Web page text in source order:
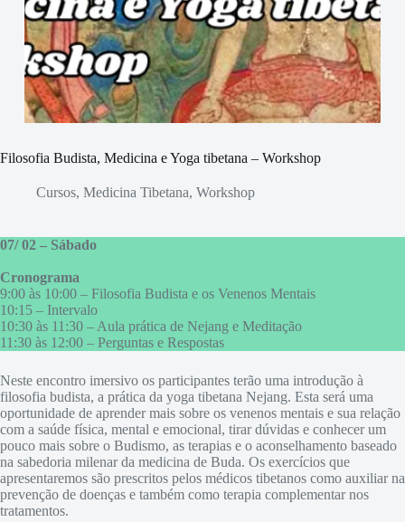
Filosofia Budista, Medicina e Yoga tibetana – Workshop
Cursos, Medicina Tibetana, Workshop
07/ 02 – Sábado
Cronograma
9:00 às 10:00 – Filosofia Budista e os Venenos Mentais
10:15 – Intervalo
10:30 às 11:30 – Aula prática de Nejang e Meditação
11:30 às 12:00 – Perguntas e Respostas
Neste encontro imersivo os participantes terão uma introdução à
filosofia budista, a prática da yoga tibetana Nejang. Esta será uma
oportunidade de aprender mais sobre os venenos mentais e sua relação
com a saúde física, mental e emocional, tirar dúvidas e conhecer um
pouco mais sobre o Budismo, as terapias e o aconselhamento baseado
na sabedoria milenar da medicina de Buda. Os exercícios que
apresentaremos são prescritos pelos médicos tibetanos como auxiliar na
prevenção de doenças e também como terapia complementar nos
tratamentos.